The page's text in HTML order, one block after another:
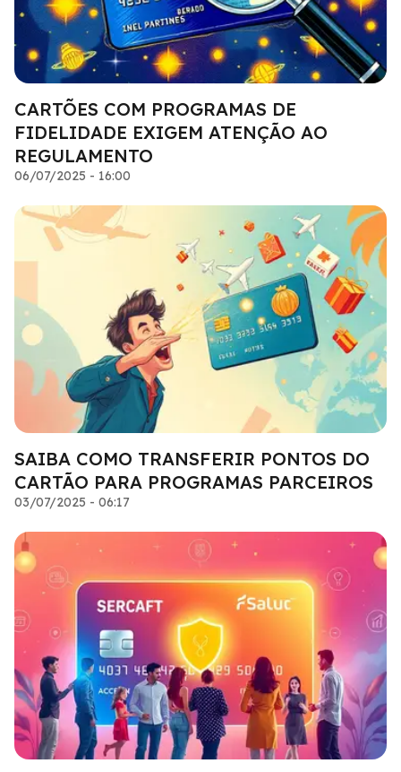
CARTÕES COM PROGRAMAS DE
FIDELIDADE EXIGEM ATENÇÃO AO
REGULAMENTO
06/07/2025 - 16:00
SAIBA COMO TRANSFERIR PONTOS DO
CARTÃO PARA PROGRAMAS PARCEIROS
03/07/2025 - 06:17